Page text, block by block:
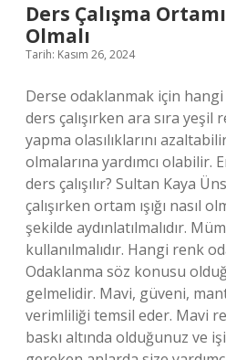
Ders Çalışma
Olmalı
Tarih: Kasım 26, 2024
Derse odaklanmak için
ders çalışırken ara sıra yeşil
yapma olasılıklarını
olmalarına yardımcı olabilir.
ders çalışılır? Sultan Kaya
çalışırken ortam ışığı nasıl
şekilde aydınlatılmalıdır.
kullanılmalıdır. Hangi renk
Odaklanma söz konusu
gelmelidir. Mavi, güveni,
verimliliği temsil eder. Mavi
baskı altında olduğunuz ve